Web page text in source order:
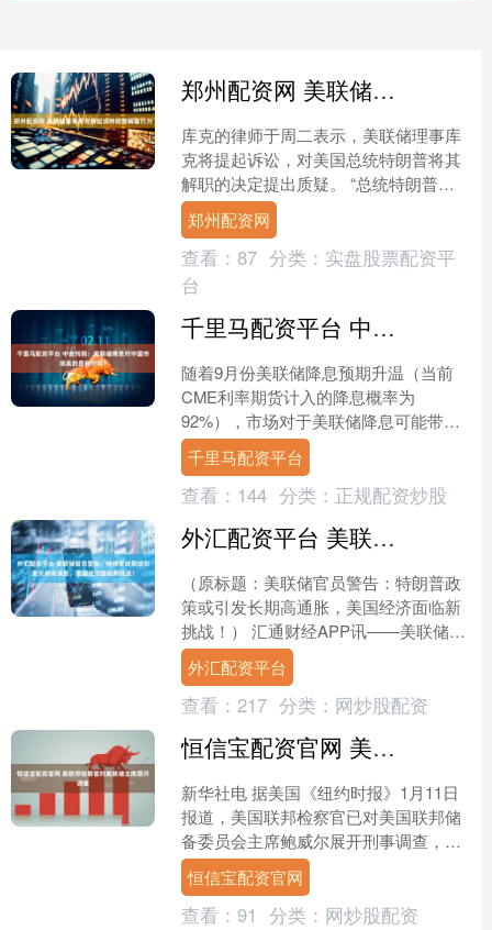
郑州配资网 美联储理事库克将起诉特朗普解雇行为
库克的律师于周二表示，美联储理事库
克将提起诉讼，对美国总统特朗普将其
解职的决定提出质疑。 “总统特朗普无
权裁撤美联储理事丽莎·库克，”库克的
律师Abbe Dav....
郑州配资网
查看： 87 分类： 实盘股票配资平
台
千里马配资平台 中金刘刚：美联储降息对中国市场真的是利好吗？
随着9月份美联储降息预期升温（当前
CME利率期货计入的降息概率为
92%），市场对于美联储降息可能带来
何种影响的讨论也逐渐增多。除了对美
国经济和美股市场本身的影响....
千里马配资平台
查看： 144 分类： 正规配资炒股
外汇配资平台 美联储官员警告：特朗普政策或引发长期高通胀，美国经济面临新挑战！
（原标题：美联储官员警告：特朗普政
策或引发长期高通胀，美国经济面临新
挑战！） 汇通财经APP讯——美联储亚
特兰大联储主席博斯蒂克周四（7月3
日）发表重磅言论，揭....
外汇配资平台
查看： 217 分类： 网炒股配资
恒信宝配资官网 美联邦检察官对美联储主席展开调查
新华社电 据美国《纽约时报》1月11日
报道，美国联邦检察官已对美国联邦储
备委员会主席鲍威尔展开刑事调查，调
查涉及美联储办公大楼的翻修工程，以
及鲍威尔是否就该项目....
恒信宝配资官网
查看： 91 分类： 网炒股配资